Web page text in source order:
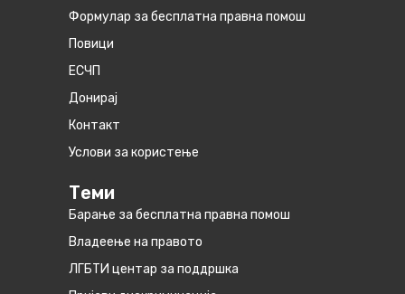
Формулар за бесплатна правна помош
Повици
ЕСЧП
Донирај
Контакт
Услови за користење
Теми
Барање за бесплатна правна помош
Владеење на правото
ЛГБТИ центар за поддршка